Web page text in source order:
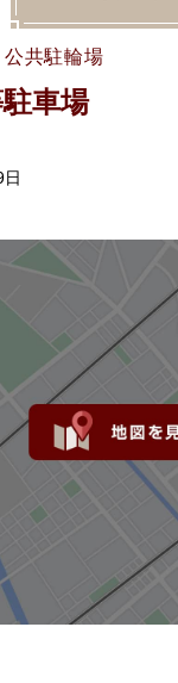
公共駐輪場
車場